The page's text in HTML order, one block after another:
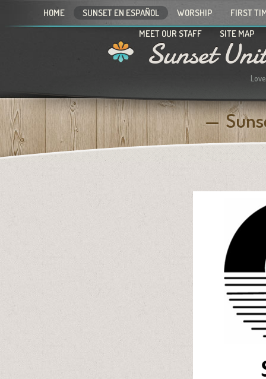
HOME SUNSET EN ESPAÑOL WORSHIP
FIRST
MEET OUR STAFF
SITE MAP
Sunset